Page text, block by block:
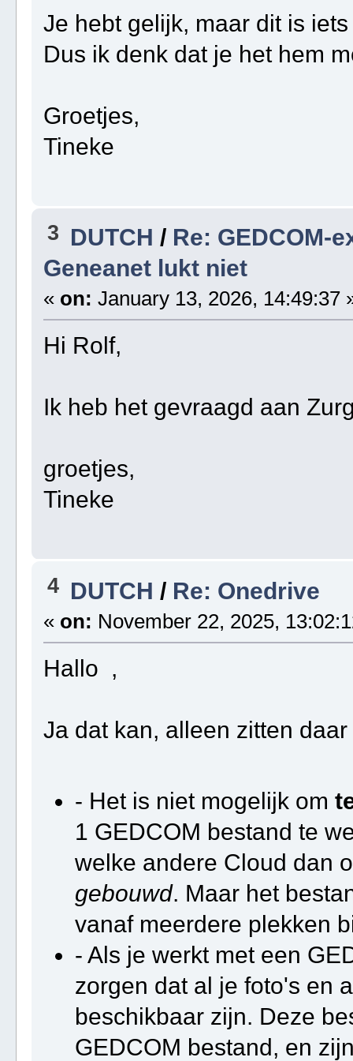
Je hebt gelijk, maar dit is
Dus ik denk dat je het hem
Groetjes,
Tineke
3 DUTCH / Re: GEDCOM-
Geneanet lukt niet
« on: January 13, 2026, 14:49:37
Hi Rolf,
Ik heb het gevraagd aan
groetjes,
Tineke
4 DUTCH / Re: Onedrive
« on: November 22, 2025,
Hallo ,
Ja dat kan, alleen zitten
- Het is niet mogelijk om
1 GEDCOM bestand te
welke andere Cloud dan
gebouwd. Maar het
vanaf meerdere plekken
- Als je werkt met een
zorgen dat al je foto's en
beschikbaar zijn. Deze
GEDCOM bestand, en